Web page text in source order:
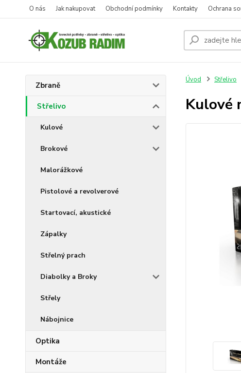
O nás Jak nakupovat Obchodní podmínky Kontakty Ochrana
Zbraně
Střelivo
Kulové
Brokové
Malorážkové
Pistolové a revolverové
Startovací, akustické
Zápalky
Střelný prach
Diabolky a Broky
Střely
Nábojnice
Optika
Montáže
Úvod Střelivo
Kulové